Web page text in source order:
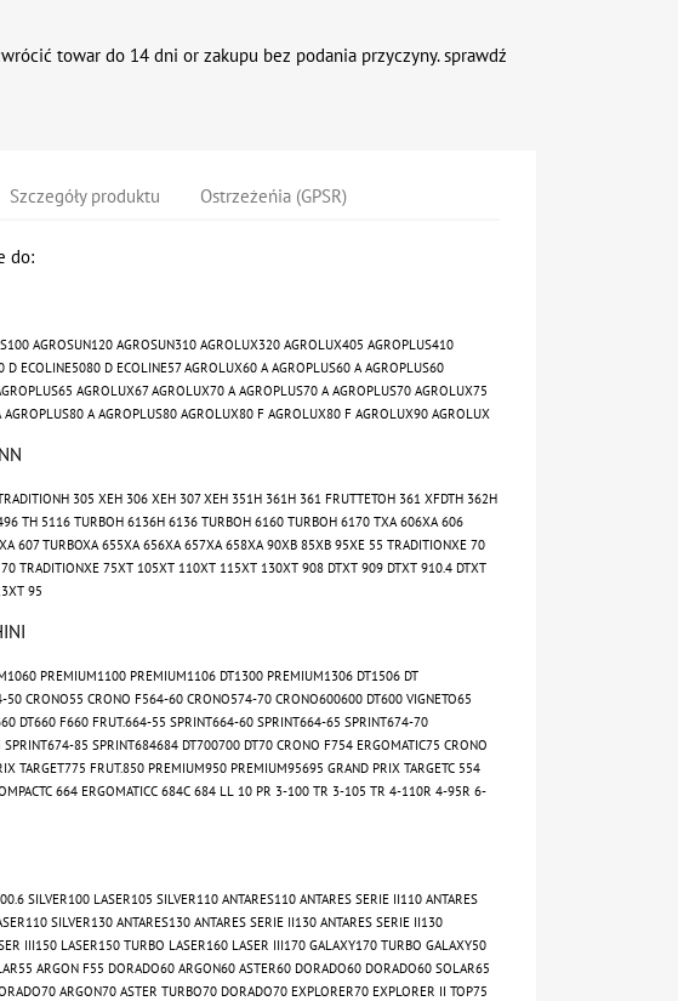
towar do 14 dni or zakupu bez podania przyczyny. sprawdź
Szczegóły produktu Ostrzeżeńia (GPSR)
do:
AGROSUN120 AGROSUN310 AGROLUX320 AGROLUX405 AGROPLUS410
D ECOLINE5080 D ECOLINE57 AGROLUX60 A AGROPLUS60 A AGROPLUS60
AGROLUX67 AGROLUX70 A AGROPLUS70 A AGROPLUS70 AGROLUX75
AGROPLUS80 A AGROPLUS80 AGROLUX80 F AGROLUX80 F AGROLUX90 AGROLUX
305 XEH 306 XEH 307 XEH 351H 361H 361 FRUTTETOH 361 XFDTH 362H
TH 5116 TURBOH 6136H 6136 TURBOH 6160 TURBOH 6170 TXA 606XA 606
607 TURBOXA 655XA 656XA 657XA 658XA 90XB 85XB 95XE 55 TRADITIONXE 70
TRADITIONXE 75XT 105XT 110XT 115XT 130XT 908 DTXT 909 DTXT 910.4 DTXT
95
PREMIUM1100 PREMIUM1106 DT1300 PREMIUM1306 DT1506 DT
50 CRONO55 CRONO F564-60 CRONO574-70 CRONO600600 DT600 VIGNETO65
DT660 F660 FRUT.664-55 SPRINT664-60 SPRINT664-65 SPRINT674-70
85 SPRINT684684 DT700700 DT70 CRONO F754 ERGOMATIC75 CRONO
TARGET775 FRUT.850 PREMIUM950 PREMIUM95695 GRAND PRIX TARGETC 554
664 ERGOMATICC 684C 684 LL 10 PR 3-100 TR 3-105 TR 4-110R 4-95R 6-
SILVER100 LASER105 SILVER110 ANTARES110 ANTARES SERIE II110 ANTARES
SILVER130 ANTARES130 ANTARES SERIE II130 ANTARES SERIE II130
III150 LASER150 TURBO LASER160 LASER III170 GALAXY170 TURBO GALAXY50
ARGON F55 DORADO60 ARGON60 ASTER60 DORADO60 DORADO60 SOLAR65
ARGON70 ASTER TURBO70 DORADO70 EXPLORER70 EXPLORER II TOP75